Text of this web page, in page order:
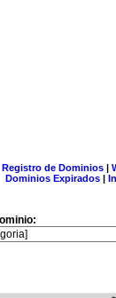
Registro de Dominios|
Dominios Expirados |